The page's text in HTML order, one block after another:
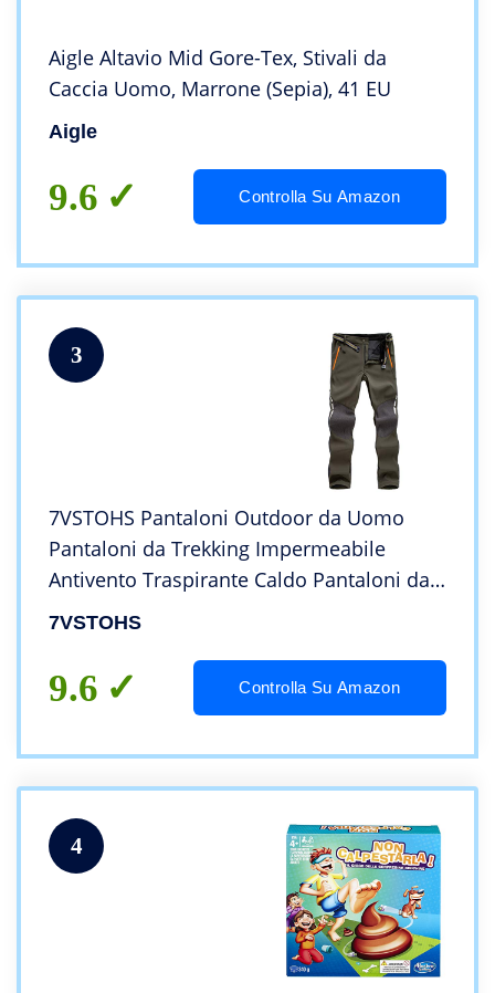
Aigle Altavio Mid Gore-Tex, Stivali da
Caccia Uomo, Marrone (Sepia), 41 EU
Aigle
9.6 Controlla Su Amazon
3
7VSTOHS Pantaloni Outdoor da Uomo
Pantaloni da Trekking Impermeabile
Antivento Traspirante Caldo Pantaloni da
Caccia Pantaloni Invernali da Viaggio
7VSTOHS
9.6 Controlla Su Amazon
4